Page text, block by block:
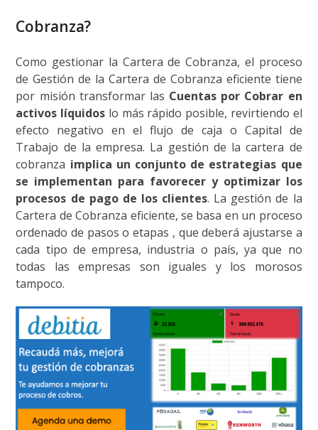
Cobranza?
Como gestionar la Cartera de Cobranza, el proceso
de Gestión de la Cartera de Cobranza eficiente tiene
por misión transformar las Cuentas por Cobrar en
activos líquidos lo más rápido posible, revirtiendo el
efecto negativo en el flujo de caja o Capital de
Trabajo de la empresa. La gestión de la cartera de
cobranza implica un conjunto de estrategias que
se implementan para favorecer y optimizar los
procesos de pago de los clientes. La gestión de la
Cartera de Cobranza eficiente, se basa en un proceso
ordenado de pasos o etapas , que deberá ajustarse a
cada tipo de empresa, industria o país, ya que no
todas las empresas son iguales y los morosos
tampoco.